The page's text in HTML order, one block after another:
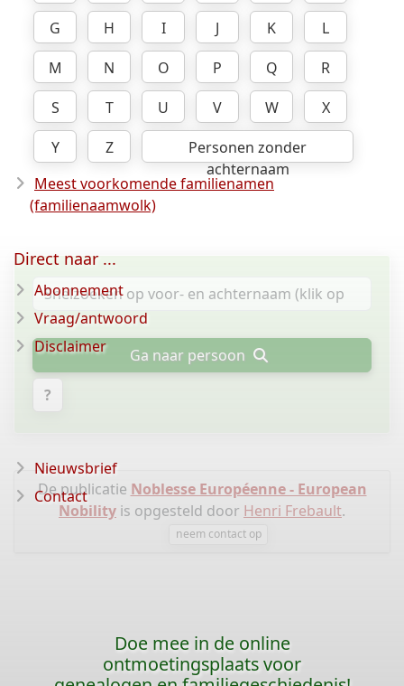
G
H I J K
L
M
N O P Q
R
S
T U V W
X
Y
Z
Personen zonder
achternaam
Meest voorkomende familienamen
(familienaamwolk)
Ga naar persoon
?
De publicatie Noblesse Européenne - European
Nobility is opgesteld door Henri Frebault.
neem contact op
Direct naar ...
Abonnement
Vraag/antwoord
Disclaimer
Nieuwsbrief
Contact
Doe mee in de online
ontmoetingsplaats voor